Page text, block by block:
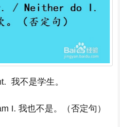
我不是学生。
I. 我也不是。（否定句）